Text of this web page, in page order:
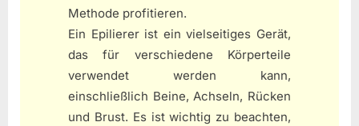
Methode profitieren.
Ein Epilierer ist ein vielseitiges Gerät,
das für verschiedene Körperteile
verwendet werden kann,
einschließlich Beine, Achseln, Rücken
und Brust. Es ist wichtig zu beachten,